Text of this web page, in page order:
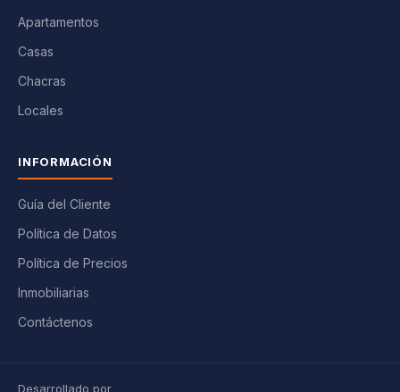
Apartamentos
Casas
Chacras
Locales
INFORMACIÓN
Guía del Cliente
Política de Datos
Política de Precios
Inmobiliarias
Contáctenos
Desarrollado por